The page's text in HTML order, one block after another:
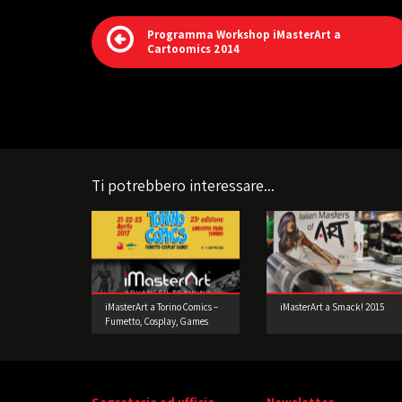
Programma Workshop iMasterArt a
Cartoomics 2014
Ti potrebbero interessare...
iMasterArt a Torino Comics –
Fumetto, Cosplay, Games
iMasterArt a Smack! 2015